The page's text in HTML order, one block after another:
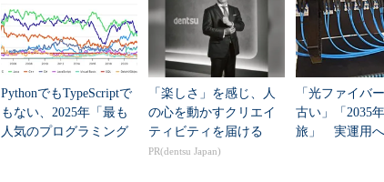
ので、間違いです。
問題3
以前生成したことのあるカーネルを同じ仕様でまた使います。当時生成し
が、そのときに使用したコンフィグレーションファイル.configはホームディ
います。実行すべき適切な手順はどれですか？（2つ選択）
［試験対
PythonでもTypeScriptで
もない、2025年「最も
人気のプログラミング
「楽しさ」を感じ、人
の心を動かすクリエイ
ティビティを届ける
PR(dentsu Japan)
「光ファイバ
古い」「2035
旅」 実運用へ